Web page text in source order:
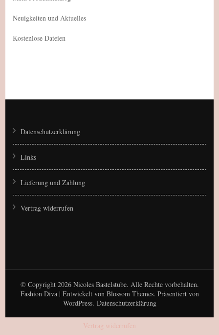
Neuigkeiten und Aktuelles
Kostenlose Dateien
Datenschutzerklärung
Links
Lieferung und Zahlung
Vertrag widerrufen
© Copyright 2026 Nicoles Bastelstube. Alle Rechte vorbehalten.
Fashion Diva | Entwickelt von Blossom Themes. Präsentiert von
WordPress. Datenschutzerklärung
Vertrag widerrufen